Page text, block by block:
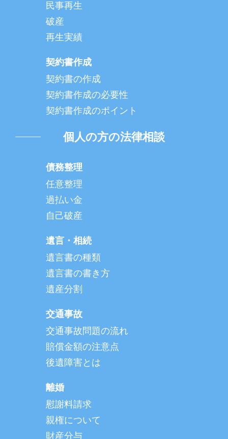
民事再生
破産
再生実績
契約書作成
契約書の作成
契約書作成の必要性
契約書作成のポイント
個人の方の法律相談
債務整理
任意整理
過払い金
自己破産
遺言・相続
遺言書の種類
遺言書の書き方
遺産分割
交通事故
交通事故問題の流れ
賠償金額の注意点
後遺障害とは
離婚
慰謝料請求
親権について
財産分与